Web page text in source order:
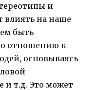
и
влиять на наше
быть
отношению к
основываясь
и т.д. Это может